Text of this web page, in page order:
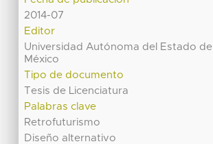
2014-07
Editor
Universidad Autónoma del Estado de
México
Tipo de documento
Tesis de Licenciatura
Palabras clave
Retrofuturismo
Diseño alternativo